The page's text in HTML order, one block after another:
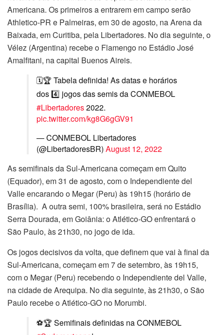
Americana. Os primeiros a entrarem em campo serão
Athletico-PR e Palmeiras, em 30 de agosto, na Arena da
Baixada, em Curitiba, pela Libertadores. No dia seguinte, o
Vélez (Argentina) recebe o Flamengo no Estádio José
Amalfitani, na capital Buenos Aireis.
🗓🏆 Tabela definida! As datas e horários
dos 4️⃣ jogos das semis da CONMEBOL
#Libertadores2022.
pic.twitter.com/kg8G6gGV91
— CONMEBOL Libertadores
(@LibertadoresBR) August 12, 2022
As semifinais da Sul-Americana começam em Quito
(Equador), em 31 de agosto, com o Independiente del
Valle encarando o Megar (Peru) às 19h15 (horário de
Brasília). A outra semi, 100% brasileira, será no Estádio
Serra Dourada, em Goiânia: o Atlético-GO enfrentará o
São Paulo, às 21h30, no jogo de ida.
Os jogos decisivos da volta, que definem que vai à final da
Sul-Americana, começam em 7 de setembro, às 19h15,
com o Megar (Peru) recebendo o Independiente del Valle,
na cidade de Arequipa. No dia seguinte, às 21h30, o São
Paulo recebe o Atlético-GO no Morumbi.
⚽🏆 Semifinais definidas na CONMEBOL